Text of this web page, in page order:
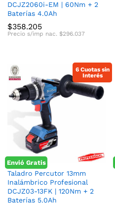
DCJZ2060i-EM | 60Nm + 2
Baterías 4.0Ah
$358.205
Precio s/imp nac. $296.037
6 Cuotas sin
Interés
Envió Gratis
Taladro Percutor 13mm
Inalámbrico Profesional
DCJZ03-13FK | 120Nm + 2
Baterías 5.0Ah